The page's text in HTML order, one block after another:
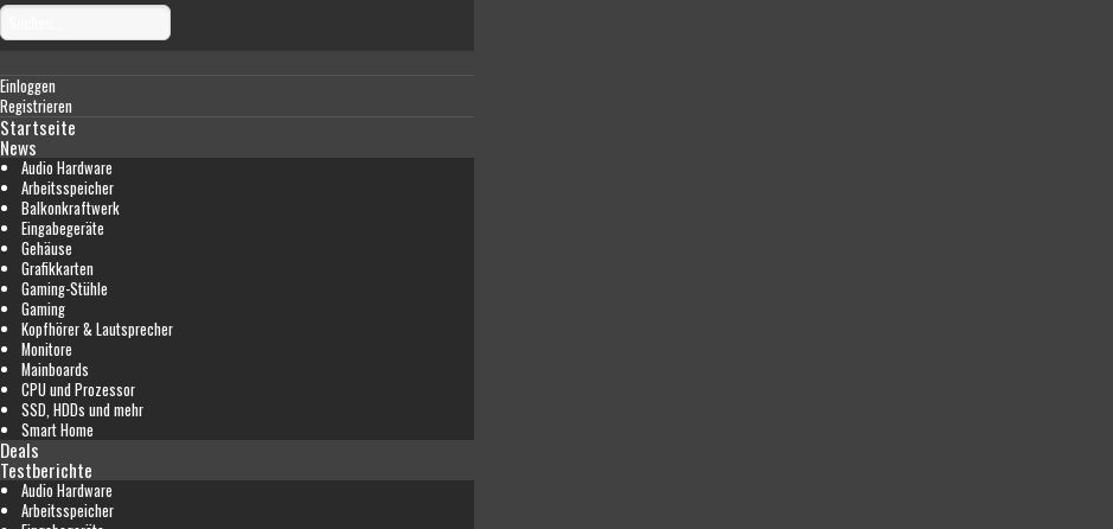
Einloggen
Registrieren
Startseite
News
Audio Hardware
Arbeitsspeicher
Balkonkraftwerk
Eingabegeräte
Gehäuse
Grafikkarten
Gaming-Stühle
Gaming
Kopfhörer & Lautsprecher
Monitore
Mainboards
CPU und Prozessor
SSD, HDDs und mehr
Smart Home
Deals
Testberichte
Audio Hardware
Arbeitsspeicher